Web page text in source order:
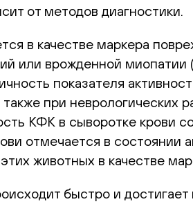
от методов диагностики.
в качестве маркера
или врожденной
показателя
при неврологических
КФК в сыворотке крови
отмечается в состоянии
животных в качестве
быстро и достигает